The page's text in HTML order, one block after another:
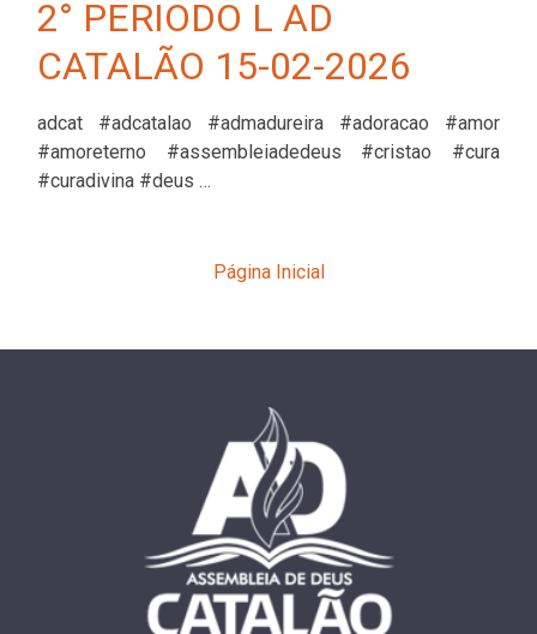
2° PERIODO L AD
CATALÃO 15-02-2026
adcat #adcatalao #admadureira #adoracao #amor
#amoreterno #assembleiadedeus #cristao #cura
#curadivina #deus …
Página Inicial